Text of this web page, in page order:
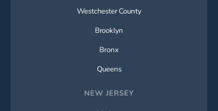
Westchester County
Brooklyn
Bronx
Queens
NEW JERSEY